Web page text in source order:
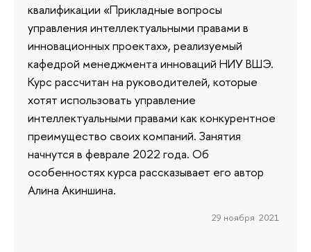
квалификации «Прикладные вопросы
управления интеллектуальными правами в
инновационных проектах», реализуемый
кафедрой менеджмента инноваций НИУ ВШЭ.
Курс рассчитан на руководителей, которые
хотят использовать управление
интеллектуальными правами как конкурентное
преимущество своих компаний. Занятия
начнутся в феврале 2022 года. Об
особенностях курса рассказывает его автор
Алина Акиншина.
29 ноября 2021